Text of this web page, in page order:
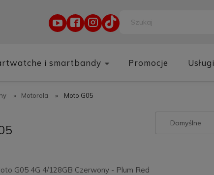
i smartbandy Promocje Usługi
» Motorola » Moto G05
G05 4G 4/128GB Czerwony - Plum Red